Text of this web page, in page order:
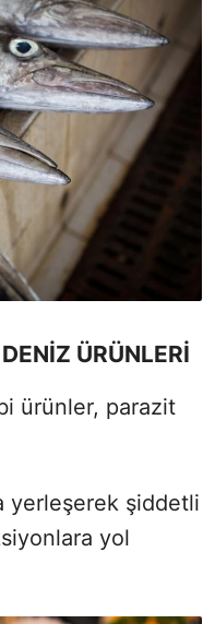
ÜRÜNLERİ
ürünler, parazit
yerleşerek şiddetli
yol